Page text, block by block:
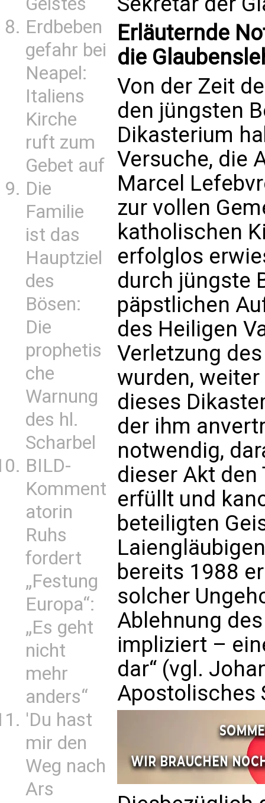
Erdbeben
gefahr bei
Neapel:
Italiens
Kirche
ruft zum
Gebet auf
Die
Familie
ist das
Hauptziel
des
Bösen:
Die
prophetis
che
Warnung
des hl.
Scharbel
BILD-
Komment
atorin
Ruhs
fordert
„Festung
Europa“:
„Es geht
nicht
mehr
anders“
'Du hast
mir den
Weg nach
Ars
Erläuternde
die
Von der Zeit
den jüngsten
Dikasterium
Versuche, die
Marcel
zur vollen
katholischen
erfolglos
durch jüngste
päpstlichen
des Heiligen
Verletzung
wurden,
dieses
der ihm
notwendig,
dieser Akt
erfüllt und
beteiligten
bereits 1988
solcher
Ablehnung
impliziert –
dar“ (vgl.
Apostolisches